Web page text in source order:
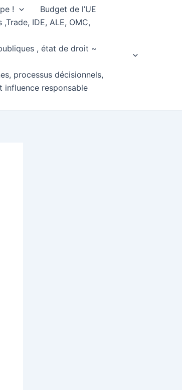
!
Budget de l’UE
IDE, ALE, OMC,
, état de droit ~
processus décisionnels,
influence responsable